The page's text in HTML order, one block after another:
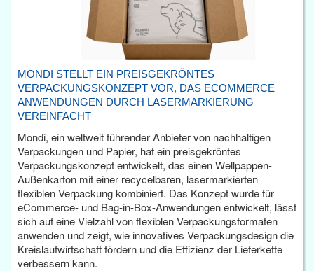
MONDI STELLT EIN PREISGEKRÖNTES
VERPACKUNGSKONZEPT VOR, DAS ECOMMERCE
ANWENDUNGEN DURCH LASERMARKIERUNG
VEREINFACHT
Mondi, ein weltweit führender Anbieter von nachhaltigen
Verpackungen und Papier, hat ein preisgekröntes
Verpackungskonzept entwickelt, das einen Wellpappen-
Außenkarton mit einer recycelbaren, lasermarkierten
flexiblen Verpackung kombiniert. Das Konzept wurde für
eCommerce- und Bag-in-Box-Anwendungen entwickelt, lässt
sich auf eine Vielzahl von flexiblen Verpackungsformaten
anwenden und zeigt, wie innovatives Verpackungsdesign die
Kreislaufwirtschaft fördern und die Effizienz der Lieferkette
verbessern kann.